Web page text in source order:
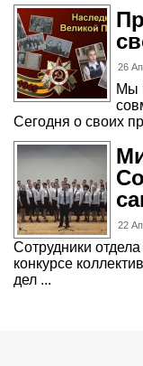
26
Мы
Сегодня о своих
22
Сотрудники
конкурсе
дел ...